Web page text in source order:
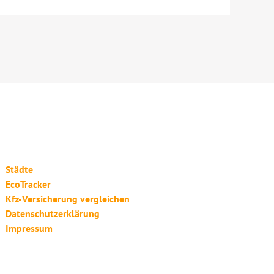
Städte
EcoTracker
Kfz-Versicherung vergleichen
Datenschutzerklärung
Impressum